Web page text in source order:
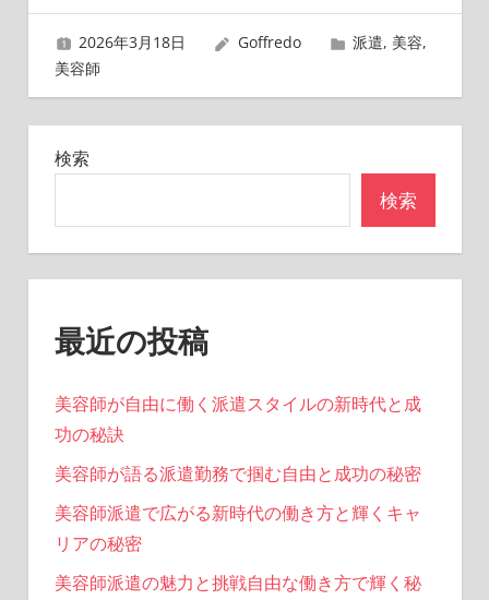
ゲ
ー
シ
ョ
2026年3月18日 Goffredo 派遣, 美容,
美容師
検索
検索
最近の投稿
美容師が自由に働く派遣スタイルの新時代と成
功の秘訣
美容師が語る派遣勤務で掴む自由と成功の秘密
美容師派遣で広がる新時代の働き方と輝くキャ
リアの秘密
美容師派遣の魅力と挑戦自由な働き方で輝く秘